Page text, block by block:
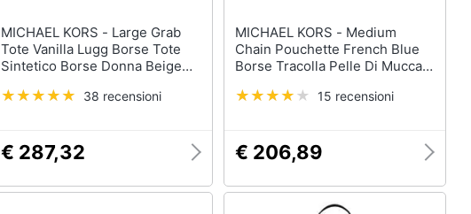
MICHAEL KORS - Large Grab
Tote Vanilla Lugg Borse Tote
Sintetico Borse Donna Beige
38 recensioni
€ 287,32
MICHAEL KORS - Medium
Chain Pouchette French Blue
Borse Tracolla Pelle Di Mucca
32h3g8ew6l-45715 recensioni
€ 206,89